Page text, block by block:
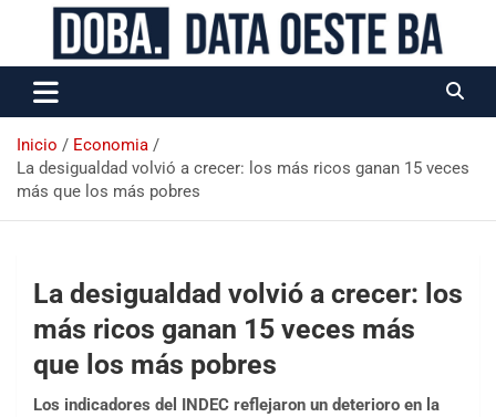
Data Oeste BA
Inicio
Economia
La desigualdad volvió a crecer: los más ricos ganan 15 veces
más que los más pobres
La desigualdad volvió a crecer: los
más ricos ganan 15 veces más
que los más pobres
Los indicadores del INDEC reflejaron un deterioro en la